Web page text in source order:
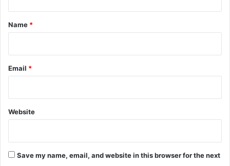
*
Name *
Email *
Website
Save my name, email, and website in this browser for the next